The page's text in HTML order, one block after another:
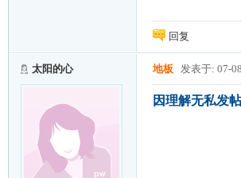
回复
太阳的心 地板 发表于: 07-08
因理解无私发